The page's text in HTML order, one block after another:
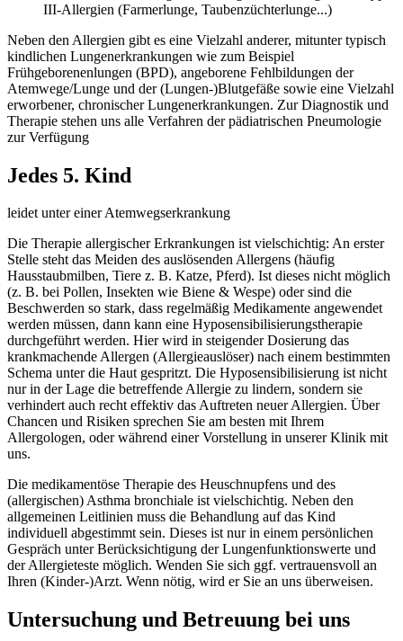
III-Allergien (Farmerlunge, Taubenzüchterlunge...)
Neben den Allergien gibt es eine Vielzahl anderer, mitunter typisch
kindlichen Lungenerkrankungen wie zum Beispiel
Frühgeborenenlungen (BPD), angeborene Fehlbildungen der
Atemwege/Lunge und der (Lungen-)Blutgefäße sowie eine Vielzahl
erworbener, chronischer Lungenerkrankungen. Zur Diagnostik und
Therapie stehen uns alle Verfahren der pädiatrischen Pneumologie
zur Verfügung
Jedes 5. Kind
leidet unter einer Atemwegserkrankung
Die Therapie allergischer Erkrankungen ist vielschichtig: An erster
Stelle steht das Meiden des auslösenden Allergens (häufig
Hausstaubmilben, Tiere z. B. Katze, Pferd). Ist dieses nicht möglich
(z. B. bei Pollen, Insekten wie Biene & Wespe) oder sind die
Beschwerden so stark, dass regelmäßig Medikamente angewendet
werden müssen, dann kann eine Hyposensibilisierungstherapie
durchgeführt werden. Hier wird in steigender Dosierung das
krankmachende Allergen (Allergieauslöser) nach einem bestimmten
Schema unter die Haut gespritzt. Die Hyposensibilisierung ist nicht
nur in der Lage die betreffende Allergie zu lindern, sondern sie
verhindert auch recht effektiv das Auftreten neuer Allergien. Über
Chancen und Risiken sprechen Sie am besten mit Ihrem
Allergologen, oder während einer Vorstellung in unserer Klinik mit
uns.
Die medikamentöse Therapie des Heuschnupfens und des
(allergischen) Asthma bronchiale ist vielschichtig. Neben den
allgemeinen Leitlinien muss die Behandlung auf das Kind
individuell abgestimmt sein. Dieses ist nur in einem persönlichen
Gespräch unter Berücksichtigung der Lungenfunktionswerte und
der Allergieteste möglich. Wenden Sie sich ggf. vertrauensvoll an
Ihren (Kinder-)Arzt. Wenn nötig, wird er Sie an uns überweisen.
Untersuchung und Betreuung bei uns